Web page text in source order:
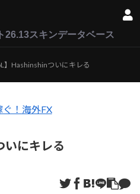
26.13スキンデータベース
】Hashinshinついにキレる
ぐ！海外FX
いにキレる